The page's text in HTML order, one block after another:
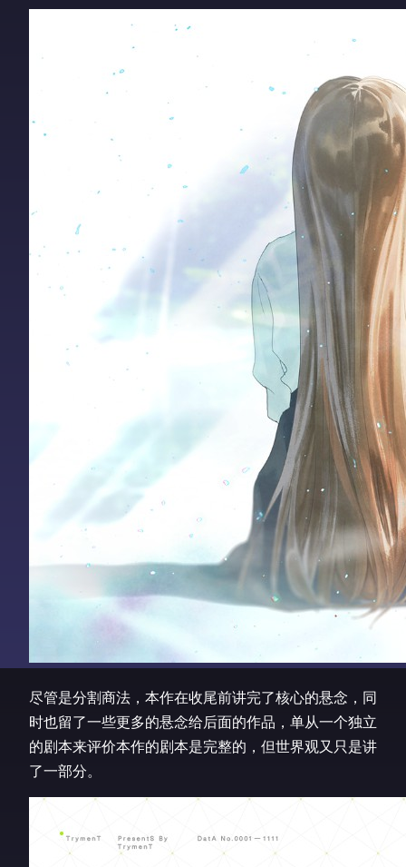
尽管是分割商法，本作在收尾前讲完了核心的悬念，同
时也留了一些更多的悬念给后面的作品，单从一个独立
的剧本来评价本作的剧本是完整的，但世界观又只是讲
了一部分。